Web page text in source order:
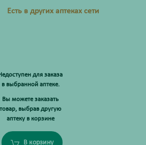
Есть в других аптеках сети
для заказа
в выбранной аптеке.
Вы можете заказать
товар, выбрав другую
аптеку в корзине
В корзину